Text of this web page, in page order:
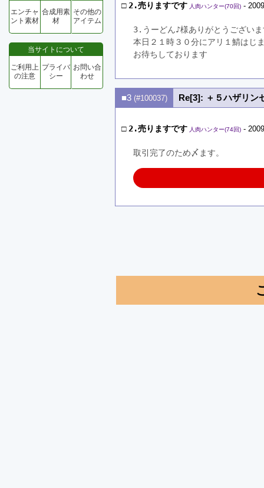
エンチャ
ント素材
合成用素
材
その他の
アイテム
当サイトについて
ご利用上
の注意
プライバ
シー
お問い合
わせ
□ 2.売りますです 人肉ハンター(70回) -
3.うーどん♪様ありがとうござい
本日２１時３０分にアリ１鯖はじ
お待ちしております
■3 (#100037) Re[3]: ＋５ハザリン
□ 2.売りますです 人肉ハンター(74回) -
取引完了のため〆ます。